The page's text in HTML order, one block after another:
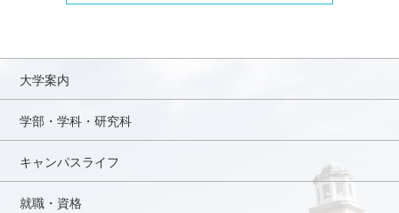
大学案内
学部・学科・研究科
キャンパスライフ
就職・資格